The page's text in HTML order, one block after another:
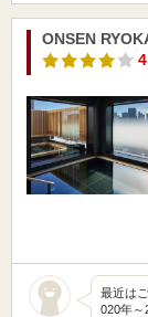
ONSEN
最近は
020年～